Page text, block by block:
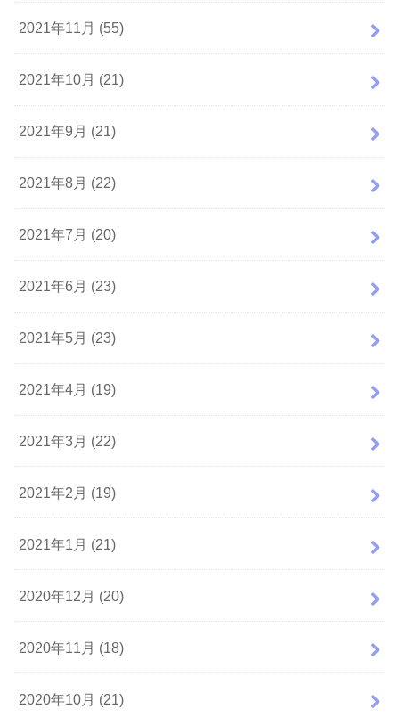
2021年11月 (55)
2021年10月 (21)
2021年9月 (21)
2021年8月 (22)
2021年7月 (20)
2021年6月 (23)
2021年5月 (23)
2021年4月 (19)
2021年3月 (22)
2021年2月 (19)
2021年1月 (21)
2020年12月 (20)
2020年11月 (18)
2020年10月 (21)